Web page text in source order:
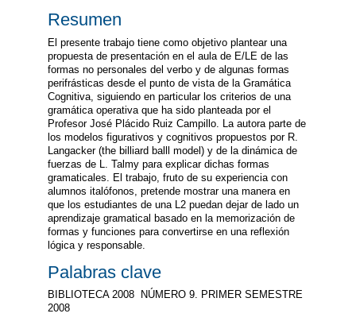
Resumen
El presente trabajo tiene como objetivo plantear una
propuesta de presentación en el aula de E/LE de las
formas no personales del verbo y de algunas formas
perifrásticas desde el punto de vista de la Gramática
Cognitiva, siguiendo en particular los criterios de una
gramática operativa que ha sido planteada por el
Profesor José Plácido Ruiz Campillo. La autora parte de
los modelos figurativos y cognitivos propuestos por R.
Langacker (the billiard balll model) y de la dinámica de
fuerzas de L. Talmy para explicar dichas formas
gramaticales. El trabajo, fruto de su experiencia con
alumnos italófonos, pretende mostrar una manera en
que los estudiantes de una L2 puedan dejar de lado un
aprendizaje gramatical basado en la memorización de
formas y funciones para convertirse en una reflexión
lógica y responsable.
Palabras clave
BIBLIOTECA 2008  NÚMERO 9. PRIMER SEMESTRE
2008